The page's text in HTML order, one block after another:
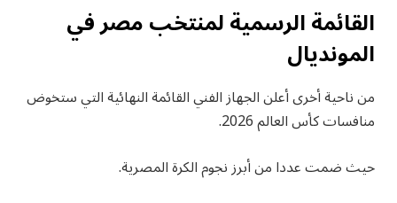
القائمة الرسمية لمنتخب مصر في
المونديال
من ناحية أخرى أعلن الجهاز الفني القائمة النهائية التي ستخوض
منافسات كأس العالم 2026.
حيث ضمت عددا من أبرز نجوم الكرة المصرية.